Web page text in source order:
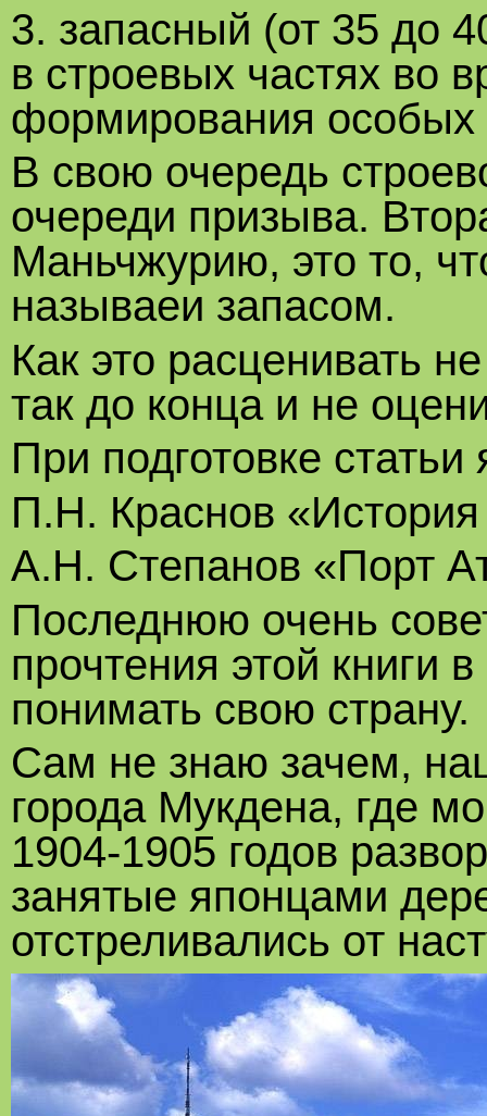
3. запасный (от 35 до
в строевых частях во
формирования особых
В свою очередь
очереди призыва.
Маньчжурию, это то,
называеи запасом.
Как это расценивать
так до конца и не
При подготовке
П.Н. Краснов «История
А.Н. Степанов «Порт
Последнюю очень
прочтения этой книги
понимать свою страну.
Сам не знаю зачем,
города Мукдена, где
1904-1905 годов
занятые японцами
отстреливались от